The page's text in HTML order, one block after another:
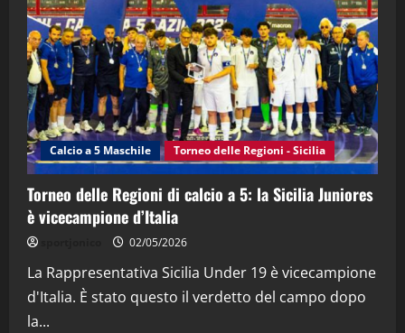
3
(Martedi 21 Aprile 2026)
21/04/2026
4
"SportEmpire" in Podcast Sport News
“SportEmpire” in Podcast: 27^ Puntata
(Martedi 14 Aprile 2026)
15/04/2026
"SportEmpire" in Podcast
“SportEmpire” in Podcast: 26^ Puntata
08/04/2026
Calcio a 5 Maschile Torneo delle Regioni - Sicilia
Torneo delle Regioni di calcio a 5: la Sicilia Juniores
è vicecampione d’Italia
02/05/2026
La Rappresentativa Sicilia Under 19 è vicecampione
d'Italia. È stato questo il verdetto del campo dopo
la...